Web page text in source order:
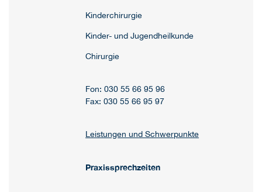
Kinderchirurgie
Kinder- und Jugendheilkunde
Chirurgie
Fon: 030 55 66 95 96
Fax: 030 55 66 95 97
Leistungen und Schwerpunkte
Praxissprechzeiten